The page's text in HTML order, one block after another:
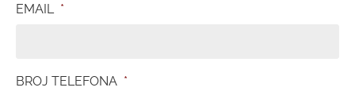
EMAIL *
BROJ TELEFONA *